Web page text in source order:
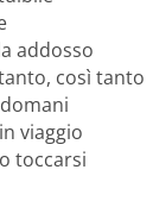
addosso
così tanto
viaggio
toccarsi